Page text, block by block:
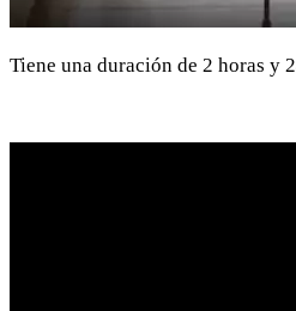
Tiene una duración de 2 horas y